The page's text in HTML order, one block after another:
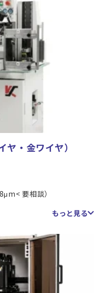
・金ワイヤ）
要相談）
幅25-100mm、厚み0.1-
もっと見る